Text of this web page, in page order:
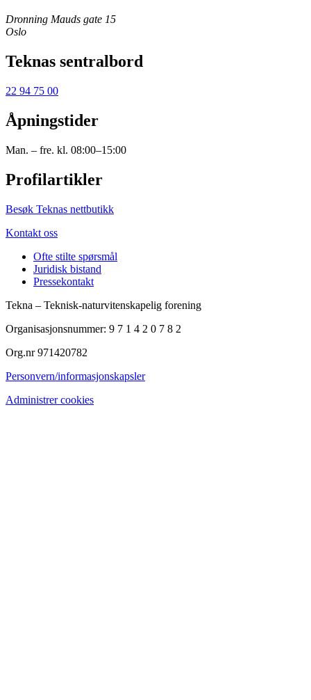
Dronning Mauds gate 15
Oslo
Teknas sentralbord
22 94 75 00
Åpningstider
Man. – fre. kl. 08:00–15:00
Profilartikler
Besøk Teknas nettbutikk
Kontakt oss
Ofte stilte spørsmål
Juridisk bistand
Pressekontakt
Tekna – Teknisk-naturvitenskapelig forening
Organisasjonsnummer: 9 7 1 4 2 0 7 8 2
Org.nr 971420782
Personvern/informasjonskapsler
Administrer cookies